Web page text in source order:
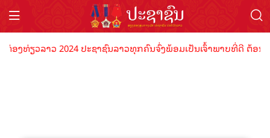
ອງທ່ຽວລາວ 2024 ປະຊາຊົນລາວທຸກຄົນຈົ່ງພ້ອມເປັນເຈົ້າພາບທີ່ດີ ຕ້ອນ